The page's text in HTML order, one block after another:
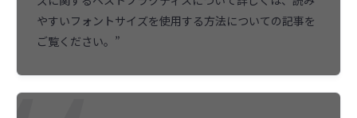
やすいフォントサイズを使用する方法についての記事を
ご覧ください。”